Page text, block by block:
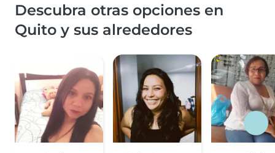
Descubra otras opciones en
Quito y sus alrededores